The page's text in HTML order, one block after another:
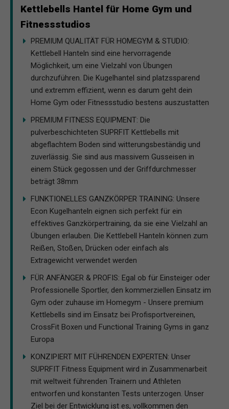
Kettlebells Hantel für Home Gym und
Fitnessstudios
PREMIUM QUALITÄT FÜR HOMEGYM & STUDIO:
Kettlebell Hanteln sind eine hervorragende
Möglichkeit, um eine Vielzahl von Übungen
durchzuführen. Die Kugelhantel sind platzssparend
und extremm effizient, wenn es darum geht dein
Home Gym oder Fitnessstudio bestens auszustatten
PREMIUM FITNESS EQUIPMENT: Die
pulverbeschichteten SUPRFIT Kettlebells mit
abgeflachtem Boden sind witterungsbeständig und
zuverlässig. Sie sind aus massivem Gusseisen in
einem Stück gegossen und der Griffdurchmesser
beträgt 38mm
FUNKTIONELLES GANZKÖRPER TRAINING: Unsere
Econ Kugelhanteln eignen sich perfekt für ein
effektives Ganzkörpertraining, da sie eine Vielzahl an
Übungen erlauben. Die Kettlebell Hanteln können zum
Reißen, Stoßen, Drücken oder einfach als
Extragewicht verwendet werden
FÜR ANFÄNGER & PROFIS: Egal ob für Einsteiger oder
Professionelle Sportler, den kommerziellen Einsatz im
Gym oder zuhause im Homegym - Unsere premium
Kettlebells sind im Einsatz bei Profisportvereinen,
CrossFit Boxen und Functional Training Gyms in ganz
Europa
KONZIPIERT MIT FÜHRENDEN EXPERTEN: Unser
SUPRFIT Fitness Equipment wird in Zusammenarbeit
mit weltweit führenden Trainern und Athleten
entworfen und konstanten Tests unterzogen. Unser
Ziel bei der Entwicklung ist es, vollkommen den